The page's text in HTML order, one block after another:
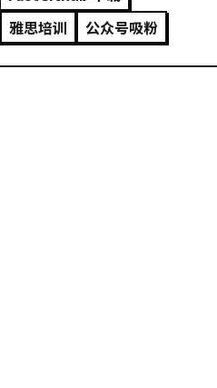
雅思培训 公众号吸粉